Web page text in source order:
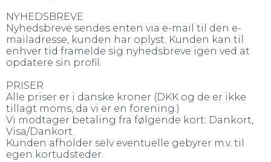
NYHEDSBREVE
Nyhedsbreve sendes enten via e-mail til den e-
mailadresse, kunden har oplyst. Kunden kan til
enhver tid framelde sig nyhedsbreve igen ved at
opdatere sin profil.
PRISER
Alle priser er i danske kroner (DKK og de er ikke
tillagt moms, da vi er en forening.)
Vi modtager betaling fra følgende kort: Dankort,
Visa/Dankort.
Kunden afholder selv eventuelle gebyrer m.v. til
egen kortudsteder.